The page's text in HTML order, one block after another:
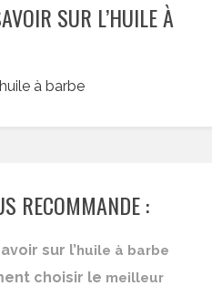
SUR L’HUILE À
RECOMMANDE :
sur l’huile à barbe
choisir le meilleur